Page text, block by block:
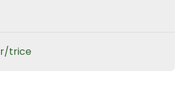
trice